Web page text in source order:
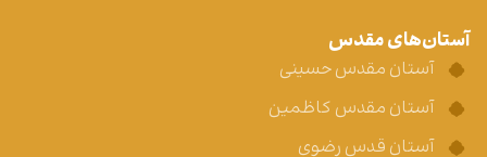
آستان‌های مقدس
آستان مقدس حسینی
آستان مقدس کاظمین
آستان قدس رضوی